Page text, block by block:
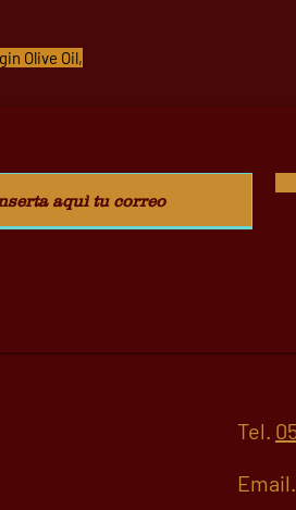
Olive Oil,
Tel.
Email.